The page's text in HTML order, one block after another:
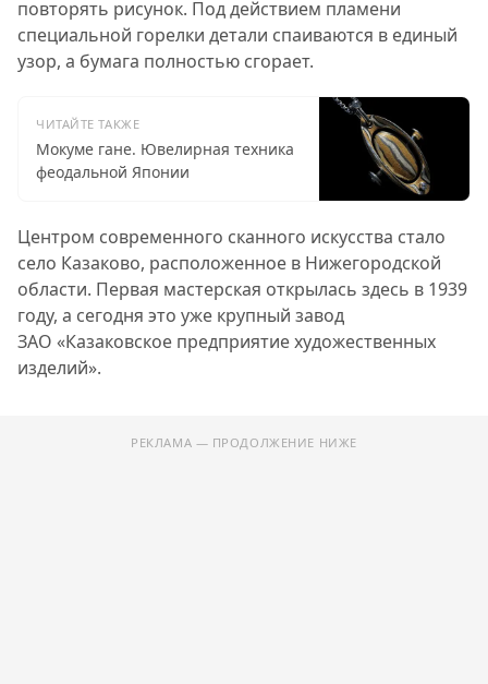
повторять рисунок. Под действием пламени
специальной горелки детали спаиваются в единый
узор, а бумага полностью сгорает.
ЧИТАЙТЕ ТАКЖЕ
Мокуме гане. Ювелирная техника
феодальной Японии
Центром современного сканного искусства стало
село Казаково, расположенное в Нижегородской
области. Первая мастерская открылась здесь в 1939
году, а сегодня это уже крупный завод
ЗАО «Казаковское предприятие художественных
изделий».
РЕКЛАМА — ПРОДОЛЖЕНИЕ НИЖЕ